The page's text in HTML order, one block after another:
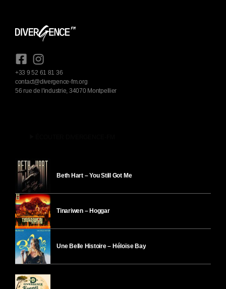
+33 9 52 61 81 36
contact@divergence-fm.org
56 rue de l'industrie, 34070 Montpellier
Beth Hart – You Still Got Me
Tinariwen – Hoggar
Une Belle Histoire – Héloïse Bay